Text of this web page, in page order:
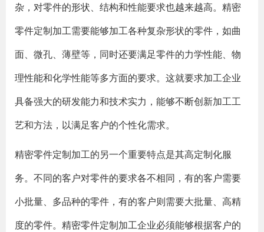
杂，对零件的形状、结构和性能要求也越来越高。精密
零件定制加工需要能够加工各种复杂形状的零件，如曲
面、微孔、薄壁等，同时还要满足零件的力学性能、物
理性能和化学性能等多方面的要求。这就要求加工企业
具备强大的研发能力和技术实力，能够不断创新加工工
艺和方法，以满足客户的个性化需求。
精密零件定制加工的另一个重要特点是其高定制化服
务。不同的客户对零件的要求各不相同，有的客户需要
小批量、多品种的零件，有的客户则需要大批量、高精
度的零件。精密零件定制加工企业必须能够根据客户的